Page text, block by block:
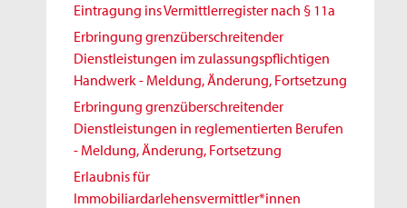
Eintragung ins Vermittlerregister nach § 11a
Erbringung grenzüberschreitender
Dienstleistungen im zulassungspflichtigen
Handwerk - Meldung, Änderung, Fortsetzung
Erbringung grenzüberschreitender
Dienstleistungen in reglementierten Berufen
- Meldung, Änderung, Fortsetzung
Erlaubnis für
Immobiliardarlehensvermittler*innen